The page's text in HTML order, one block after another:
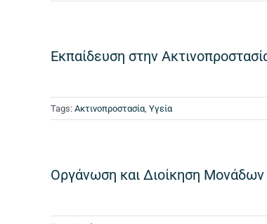
Εκπαίδευση στην
Tags: Ακτινοπροστασία, Υγεία
Οργάνωση και Διοίκηση Μονάδων